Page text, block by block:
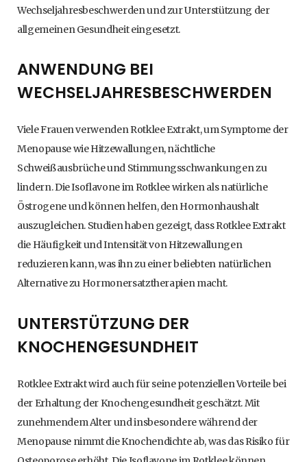
Wechseljahresbeschwerden und zur Unterstützung der
allgemeinen Gesundheit eingesetzt.
ANWENDUNG BEI
WECHSELJAHRESBESCHWERDEN
Viele Frauen verwenden Rotklee Extrakt, um Symptome der
Menopause wie Hitzewallungen, nächtliche
Schweißausbrüche und Stimmungsschwankungen zu
lindern. Die Isoflavone im Rotklee wirken als natürliche
Östrogene und können helfen, den Hormonhaushalt
auszugleichen. Studien haben gezeigt, dass Rotklee Extrakt
die Häufigkeit und Intensität von Hitzewallungen
reduzieren kann, was ihn zu einer beliebten natürlichen
Alternative zu Hormonersatztherapien macht.
UNTERSTÜTZUNG DER
KNOCHENGESUNDHEIT
Rotklee Extrakt wird auch für seine potenziellen Vorteile bei
der Erhaltung der Knochengesundheit geschätzt. Mit
zunehmendem Alter und insbesondere während der
Menopause nimmt die Knochendichte ab, was das Risiko für